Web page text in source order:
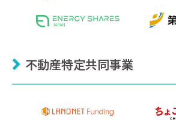
不動産特定共同事業